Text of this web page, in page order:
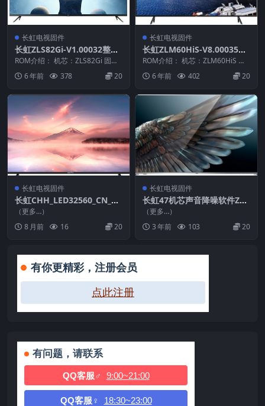
长虹电视固件
长虹ZLS82Gi-V1.00032整机
原厂刷机固件下载
ROM介绍： 机芯：ZLS82Gi 固件
版本：V1.00032 适用机型：请以
机...6 年前 378 20
长虹电视固件
长虹ZLM60HiS-V8.00035版
本USB整机软件刷机固件下载
ROM介绍： 机芯：ZLM60HiS 固
件版本：V8.00035 适用机型：请
以...6 年前 402 20
长虹电视固件
长虹CHH_LED32560_CN_RT
D2648_PCB5635-C_TPT315
B5_A042_DLED_V2.30_2012
1210_U盘刷机固件
（更多…）
8 月前
16 20
长虹电视固件
长虹47机芯声音降噪软件ZLS
47HiS-V1.10046_U盘刷机固
件
（更多…）
3 年前
103 20
有你更精彩，注册会员
点此注册
有问题，请联系
QQ客服♂ 9:00~21:00
QQ客服♀ 18:30~23:00